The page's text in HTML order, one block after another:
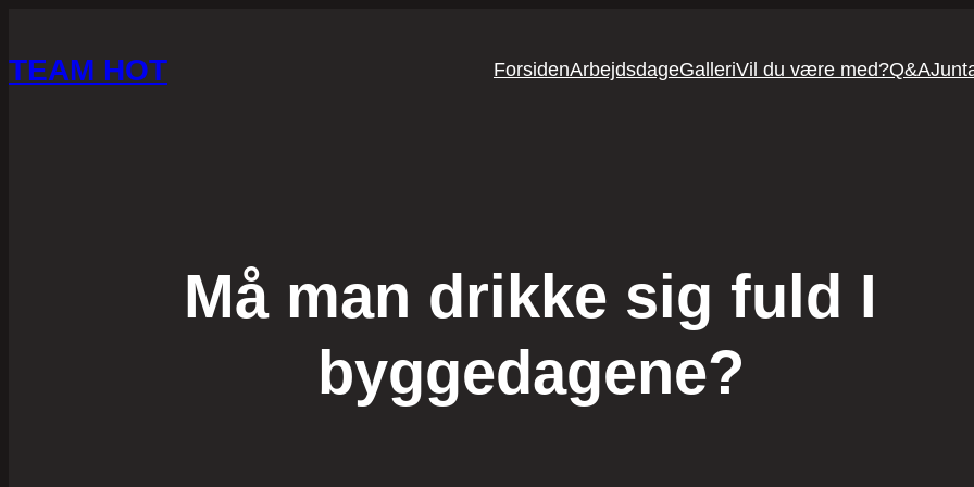
TEAM HOT ForsidenArbejdsdageGalleriVil du være med?Q&A
Må man drikke sig fuld I
byggedagene?